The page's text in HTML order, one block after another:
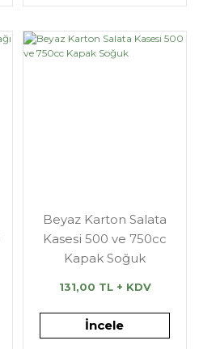
Beyaz Karton Salata
Kasesi 500 ve 750cc
Kapak Soğuk
131,00 TL + KDV
İncele